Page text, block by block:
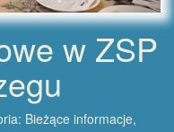
w ZSP
Bieżące informacje,